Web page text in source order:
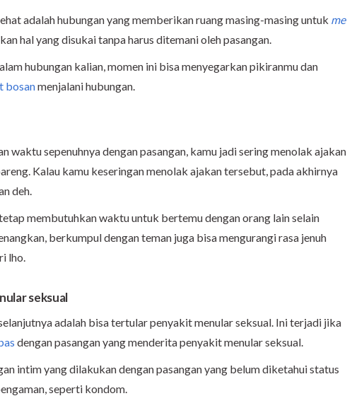
adalah hubungan yang memberikan ruang masing-masing untuk me
hal yang disukai tanpa harus ditemani oleh pasangan.
hubungan kalian, momen ini bisa menyegarkan pikiranmu dan
bosanmenjalani hubungan.
waktu sepenuhnya dengan pasangan, kamu jadi sering menolak ajakan
Kalau kamu keseringan menolak ajakan tersebut, pada akhirnya
deh.
membutuhkan waktu untuk bertemu dengan orang lain selain
berkumpul dengan teman juga bisa mengurangi rasa jenuh
lho.
seksual
adalah bisa tertular penyakit menular seksual. Ini terjadi jika
dengan pasangan yang menderita penyakit menular seksual.
intim yang dilakukan dengan pasangan yang belum diketahui status
seperti kondom.